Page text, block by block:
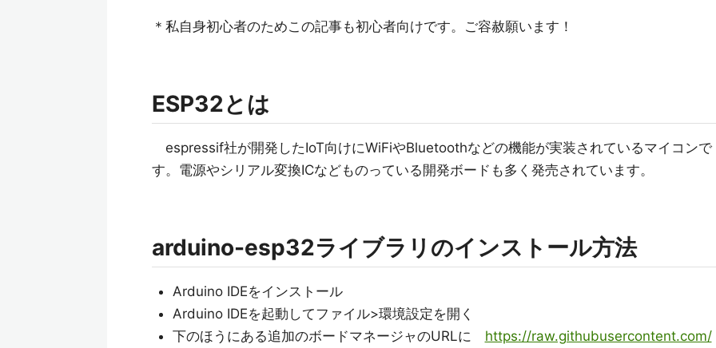
＊私自身初心者のためこの記事も初心者向けです。ご容赦願います！
ESP32とは
espressif社が開発したIoT向けにWiFiやBluetoothなどの機能が実装されているマイコンで
す。電源やシリアル変換ICなどものっている開発ボードも多く発売されています。
arduino-esp32ライブラリのインストール方法
Arduino IDEをインストール
Arduino IDEを起動してファイル>環境設定を開く
下のほうにある追加のボードマネージャのURLに https://raw.githubusercontent.com/